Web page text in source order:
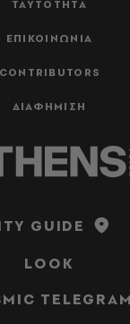
ΤΑΥΤΟΤΗΤΑ
ΕΠΙΚΟΙΝΩΝΙΑ
CONTRIBUTORS
ΔΙΑΦΗΜΙΣΗ
GUIDE
LOOK
TELEGRAM